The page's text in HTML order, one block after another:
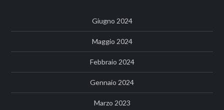
Giugno 2024
Maggio 2024
Febbraio 2024
Gennaio 2024
Marzo 2023